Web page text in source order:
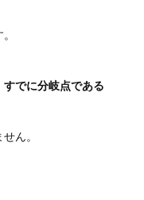
でに分岐点である
ん。